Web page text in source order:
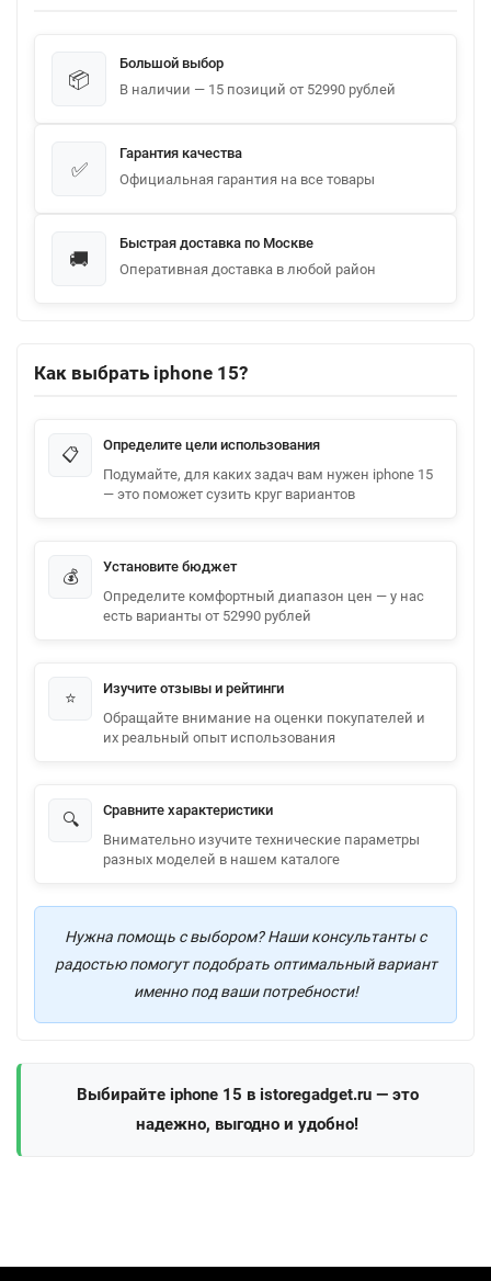
📦
Большой выбор
В наличии — 15 позиций от 52990 рублей
✅
Гарантия качества
Официальная гарантия на все товары
🚚
Быстрая доставка по Москве
Оперативная доставка в любой район
Как выбрать iphone 15?
📋
Определите цели использования
Подумайте, для каких задач вам нужен iphone 15
— это поможет сузить круг вариантов
💰
Установите бюджет
Определите комфортный диапазон цен — у нас
есть варианты от 52990 рублей
⭐
Изучите отзывы и рейтинги
Обращайте внимание на оценки покупателей и
их реальный опыт использования
🔍
Сравните характеристики
Внимательно изучите технические параметры
разных моделей в нашем каталоге
Нужна помощь с выбором? Наши консультанты с
радостью помогут подобрать оптимальный вариант
именно под ваши потребности!
Выбирайте iphone 15 в istoregadget.ru — это
надежно, выгодно и удобно!